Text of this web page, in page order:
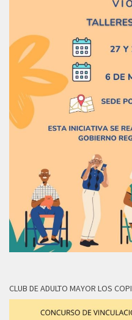
CLUB DE ADULTO MAYOR LOS